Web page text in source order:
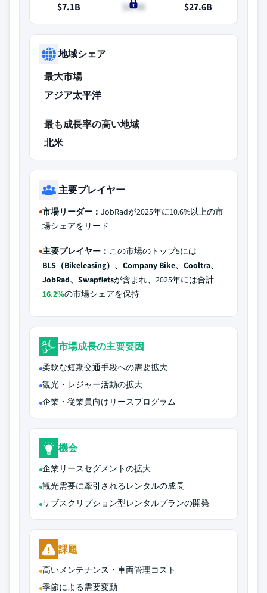
$7.1B
$8.4B
$27.6B
地域シェア
最大市場
アジア太平洋
最も成長率の高い地域
北米
主要プレイヤー
市場リーダー： JobRadが2025年に10.6%以上の市
場シェアをリード
主要プレイヤー： この市場のトップ5には
BLS（Bikeleasing）、Company Bike、Cooltra、
JobRad、Swapfietsが含まれ、2025年には合計
16.2%の市場シェアを保持
市場成長の主要要因
柔軟な短期交通手段への需要拡大
観光・レジャー活動の拡大
企業・従業員向けリースプログラム
機会
企業リースセグメントの拡大
観光需要に牽引されるレンタルの成長
サブスクリプション型レンタルプランの開発
課題
高いメンテナンス・車両管理コスト
季節による需要変動